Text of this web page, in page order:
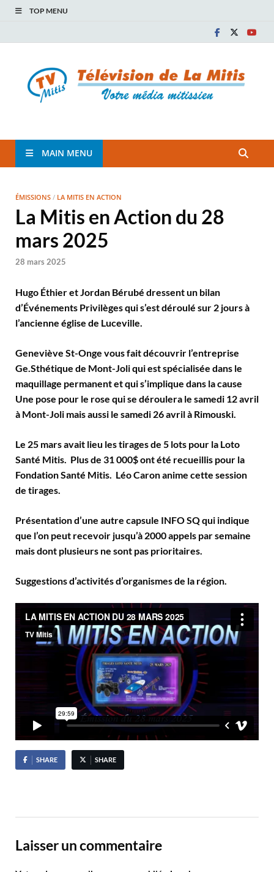
TOP MENU
TVM
MAIN MENU
ÉMISSIONS / LA MITIS EN ACTION
La Mitis en Action du 28
mars 2025
28 mars 2025
Hugo Éthier et Jordan Bérubé dressent un bilan
d’Événements Privilèges qui s’est déroulé sur 2 jours à
l’ancienne église de Luceville.
Geneviève St-Onge vous fait découvrir l’entreprise
Ge.Sthétique de Mont-Joli qui est spécialisée dans le
maquillage permanent et qui s’implique dans la cause
Une pose pour le rose qui se déroulera le samedi 12 avril
à Mont-Joli mais aussi le samedi 26 avril à Rimouski.
Le 25 mars avait lieu les tirages de 5 lots pour la Loto
Santé Mitis. Plus de 31 000$ ont été recueillis pour la
Fondation Santé Mitis. Léo Caron anime cette session
de tirages.
Présentation d’une autre capsule INFO SQ qui indique
que l’on peut recevoir jusqu’à 2000 appels par semaine
mais dont plusieurs ne sont pas prioritaires.
Suggestions d’activités d’organismes de la région.
SHARE SHARE
Laisser un commentaire